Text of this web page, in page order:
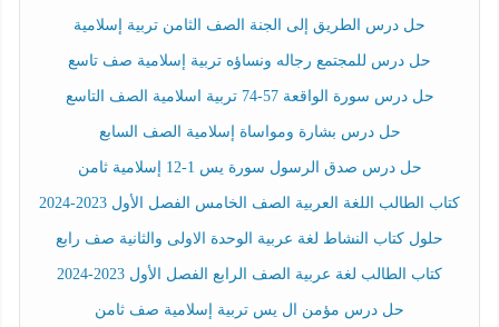
حل درس الطريق إلى الجنة الصف الثامن تربية إسلامية
حل درس للمجتمع رجاله ونساؤه تربية إسلامية صف تاسع
حل درس سورة الواقعة 57-74 تربية اسلامية الصف التاسع
حل درس بشارة ومواساة إسلامية الصف السابع
حل درس صدق الرسول سورة يس 1-12 إسلامية ثامن
كتاب الطالب اللغة العربية الصف الخامس الفصل الأول 2023-2024
حلول كتاب النشاط لغة عربية الوحدة الاولى والثانية صف رابع
كتاب الطالب لغة عربية الصف الرابع الفصل الأول 2023-2024
حل درس مؤمن ال يس تربية إسلامية صف ثامن